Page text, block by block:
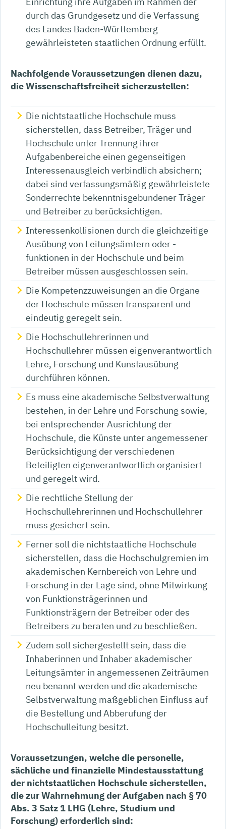
durch das Grundgesetz und die Verfassung
des Landes Baden-Württemberg
gewährleisteten staatlichen Ordnung erfüllt.
Nachfolgende Voraussetzungen dienen dazu,
die Wissenschaftsfreiheit sicherzustellen:
Die nichtstaatliche Hochschule muss
sicherstellen, dass Betreiber, Träger und
Hochschule unter Trennung ihrer
Aufgabenbereiche einen gegenseitigen
Interessenausgleich verbindlich absichern;
dabei sind verfassungsmäßig gewährleistete
Sonderrechte bekenntnisgebundener Träger
und Betreiber zu berücksichtigen.
Interessenkollisionen durch die gleichzeitige
Ausübung von Leitungsämtern oder -
funktionen in der Hochschule und beim
Betreiber müssen ausgeschlossen sein.
Die Kompetenzzuweisungen an die Organe
der Hochschule müssen transparent und
eindeutig geregelt sein.
Die Hochschullehrerinnen und
Hochschullehrer müssen eigenverantwortlich
Lehre, Forschung und Kunstausübung
durchführen können.
Es muss eine akademische Selbstverwaltung
bestehen, in der Lehre und Forschung sowie,
bei entsprechender Ausrichtung der
Hochschule, die Künste unter angemessener
Berücksichtigung der verschiedenen
Beteiligten eigenverantwortlich organisiert
und geregelt wird.
Die rechtliche Stellung der
Hochschullehrerinnen und Hochschullehrer
muss gesichert sein.
Ferner soll die nichtstaatliche Hochschule
sicherstellen, dass die Hochschulgremien im
akademischen Kernbereich von Lehre und
Forschung in der Lage sind, ohne Mitwirkung
von Funktionsträgerinnen und
Funktionsträgern der Betreiber oder des
Betreibers zu beraten und zu beschließen.
Zudem soll sichergestellt sein, dass die
Inhaberinnen und Inhaber akademischer
Leitungsämter in angemessenen Zeiträumen
neu benannt werden und die akademische
Selbstverwaltung maßgeblichen Einfluss auf
die Bestellung und Abberufung der
Hochschulleitung besitzt.
Voraussetzungen, welche die personelle,
sächliche und finanzielle Mindestausstattung
der nichtstaatlichen Hochschule sicherstellen,
die zur Wahrnehmung der Aufgaben nach § 70
Abs. 3 Satz 1 LHG (Lehre, Studium und
Forschung) erforderlich sind: